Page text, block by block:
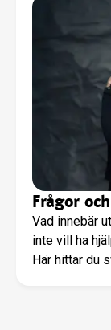
Frågor
Vad innebär
inte vill ha
Här hittar du